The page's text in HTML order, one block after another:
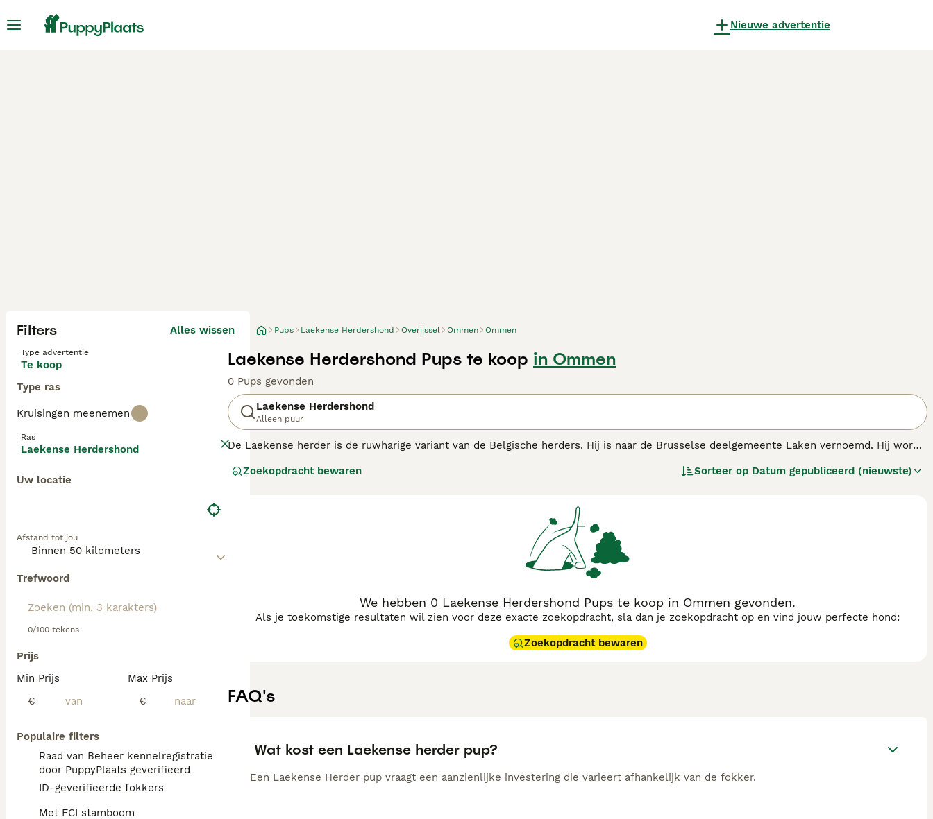
Nieuwe advertentie
Filters Alles wissen
Type advertentie
Te koop
Type ras
Kruisingen meenemen
Ras
Laekense Herdershond
Uw locatie
Afstand tot jou
Trefwoord
0/100 tekens
Prijs
Min Prijs
€
Max Prijs
€
Populaire filters
Raad van Beheer kennelregistratie
door PuppyPlaats geverifieerd
ID-geverifieerde fokkers
Met FCI stamboom
Pups Laekense Herdershond Overijssel Ommen Ommen
Laekense Herdershond Pups te koop in Ommen
0 Pups gevonden
Laekense Herdershond
Alleen puur
De Laekense herder is de ruwharige variant van de Belgische herders. Hij is naar de Brusselse deelgemeente Laken vernoemd. Hij wordt
gehouden.
Zoekopdracht bewaren Sorteer op Datum gepubliceerd (nieuwste)
We hebben 0 Laekense Herdershond Pups te koop in Ommen gevonden.
Als je toekomstige resultaten wil zien voor deze exacte zoekopdracht, sla dan je zoekopdracht op en vind jouw perfecte hond:
Zoekopdracht bewaren
FAQ's
Wat kost een Laekense herder pup?
Een Laekense Herder pup vraagt een aanzienlijke investering die varieert afhankelijk van de fokker.